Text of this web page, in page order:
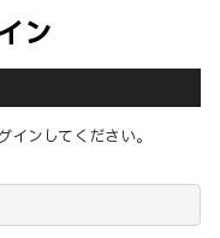
ン
ンしてください。